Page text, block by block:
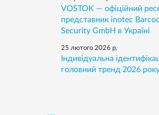
VOSTOK — офіційний
представник inotec
Security GmbH в Україні
25 лютого 2026 р.
Індивідуальна
головний тренд 2026